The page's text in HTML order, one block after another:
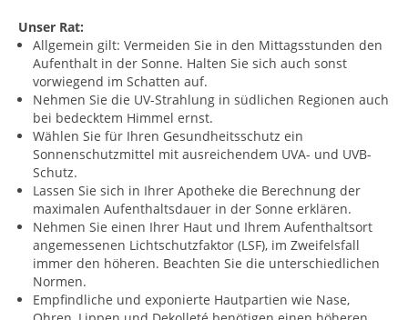
Unser Rat:
Allgemein gilt: Vermeiden Sie in den Mittagsstunden den
Aufenthalt in der Sonne. Halten Sie sich auch sonst
vorwiegend im Schatten auf.
Nehmen Sie die UV-Strahlung in südlichen Regionen auch
bei bedecktem Himmel ernst.
Wählen Sie für Ihren Gesundheitsschutz ein
Sonnenschutzmittel mit ausreichendem UVA- und UVB-
Schutz.
Lassen Sie sich in Ihrer Apotheke die Berechnung der
maximalen Aufenthaltsdauer in der Sonne erklären.
Nehmen Sie einen Ihrer Haut und Ihrem Aufenthaltsort
angemessenen Lichtschutzfaktor (LSF), im Zweifelsfall
immer den höheren. Beachten Sie die unterschiedlichen
Normen.
Empfindliche und exponierte Hautpartien wie Nase,